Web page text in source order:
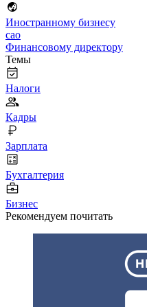
Иностранному бизнесу
cao
Финансовому директору
Темы
Налоги
Кадры
Зарплата
Бухгалтерия
Бизнес
Рекомендуем почитать